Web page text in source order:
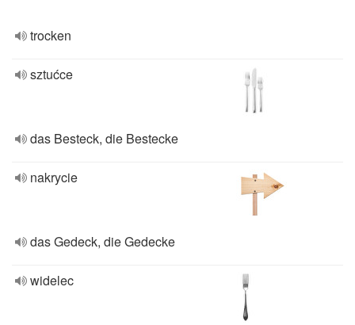
trocken
sztućce
das Besteck, die Bestecke
nakrycie
das Gedeck, die Gedecke
widelec